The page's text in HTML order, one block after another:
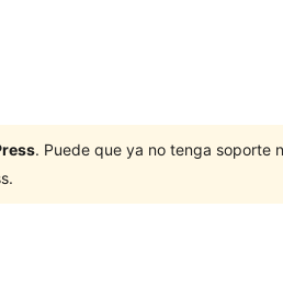
. Puede que ya no tenga soporte